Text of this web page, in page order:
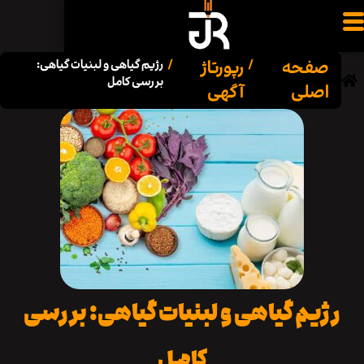
/
رپورتاژ
/
رژیم گیاهی و لبنیات گیاهی:
بررسی کامل
گیاهی و لبنیات گیاهی: بررسی